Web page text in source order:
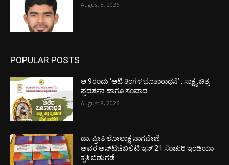
August 8, 2026
POPULAR POSTS
ಆ.9ರಂದು ‘ಆಟಿ ತಿಂಗಳ ಭೂತಾರಾಧನೆ’ : ಸಾಕ್ಷ್ಯ ಚಿತ್ರ
ಪ್ರದರ್ಶನ ಹಾಗೂ ಸಂವಾದ
August 8, 2026
ಡಾ. ಪ್ರೀತಿ ಲೋಲಾಕ್ಷ ನಾಗವೇಣಿ
ಅವರ ಅನ್‌ಟಚೆಬಿಲಿಟಿ ಇನ್ 21 ಸೆಂಚುರಿ ಇಂಡಿಯಾ
ಕೃತಿ ಬಿಡುಗಡೆ